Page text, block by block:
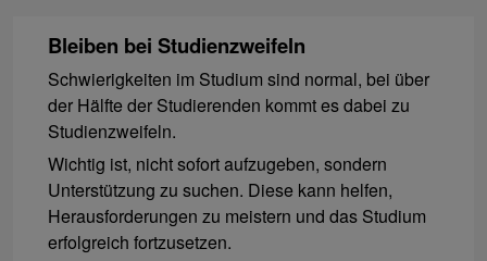
Bleiben bei Studienzweifeln
Schwierigkeiten im Studium sind normal, bei über
der Hälfte der Studierenden kommt es dabei zu
Studienzweifeln.
Wichtig ist, nicht sofort aufzugeben, sondern
Unterstützung zu suchen. Diese kann helfen,
Herausforderungen zu meistern und das Studium
erfolgreich fortzusetzen.